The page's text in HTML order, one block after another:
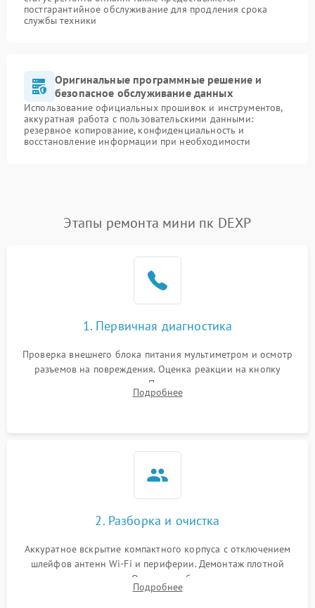
постгарантийное обслуживание для продления срока
службы техники
Оригинальные программные решение и
безопасное обслуживание данных
Использование официальных прошивок и инструментов,
аккуратная работа с пользовательскими данными:
резервное копирование, конфиденциальность и
восстановление информации при необходимости
Этапы ремонта мини пк DEXP
1. Первичная диагностика
Проверка внешнего блока питания мультиметром и осмотр
разъемов на повреждения. Оценка реакции на кнопку
включения и индикацию. Подключение к монитору для
выявления ошибок POST или отсутствия инициализации.
Подробнее
2. Разборка и очистка
Аккуратное вскрытие компактного корпуса с отключением
шлейфов антенн Wi-Fi и периферии. Демонтаж плотной
системы охлаждения. Очистка турбины и радиатора от
спрессованной пыли антистатической кистью и сжатым
Подробнее